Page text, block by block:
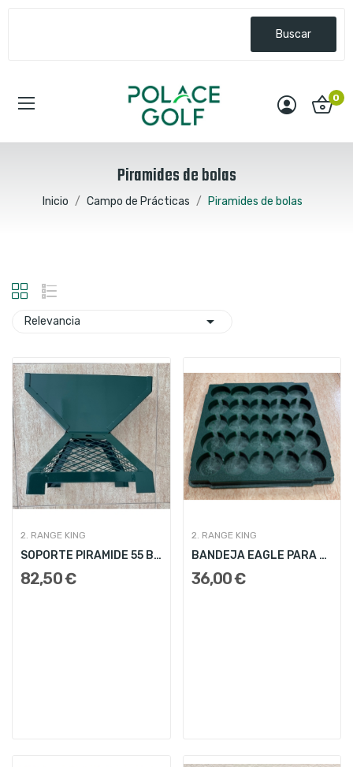
Buscar
0
Piramides de bolas
Inicio Campo de Prácticas Piramides de bolas
Relevancia 
2. RANGE KING
SOPORTE PIRAMIDE 55 BOLAS
82,50 €
2. RANGE KING
BANDEJA EAGLE PARA PIRAMIDE 55 BOLAS
36,00 €